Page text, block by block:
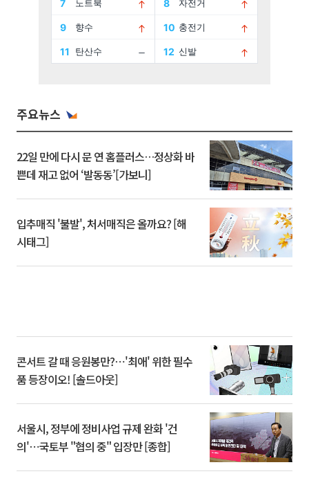
주요뉴스
22일 만에 다시 문 연 홈플러스…정상화 바
쁜데 재고 없어 ‘발동동’[가보니]
입추매직 '불발', 처서매직은 올까요? [해
시태그]
콘서트 갈 때 응원봉만?⋯'최애' 위한 필수
품 등장이오! [솔드아웃]
서울시, 정부에 정비사업 규제 완화 '건
의'⋯국토부 "협의 중" 입장만 [종합]